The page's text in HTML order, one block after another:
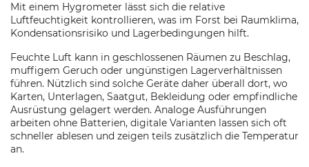
Mit einem Hygrometer lässt sich die relative
Luftfeuchtigkeit kontrollieren, was im Forst bei Raumklima,
Kondensationsrisiko und Lagerbedingungen hilft.
Feuchte Luft kann in geschlossenen Räumen zu Beschlag,
muffigem Geruch oder ungünstigen Lagerverhältnissen
führen. Nützlich sind solche Geräte daher überall dort, wo
Karten, Unterlagen, Saatgut, Bekleidung oder empfindliche
Ausrüstung gelagert werden. Analoge Ausführungen
arbeiten ohne Batterien, digitale Varianten lassen sich oft
schneller ablesen und zeigen teils zusätzlich die Temperatur
an.